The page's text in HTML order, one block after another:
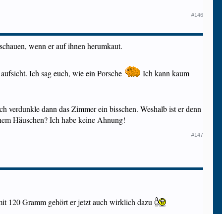
#146
wenn er auf ihnen herumkaut.
Ich sag euch, wie ein Porsche
Ich kann kaum
dann das Zimmer ein bisschen. Weshalb ist er denn
Häuschen? Ich habe keine Ahnung!
#147
120 Gramm gehört er jetzt auch wirklich dazu